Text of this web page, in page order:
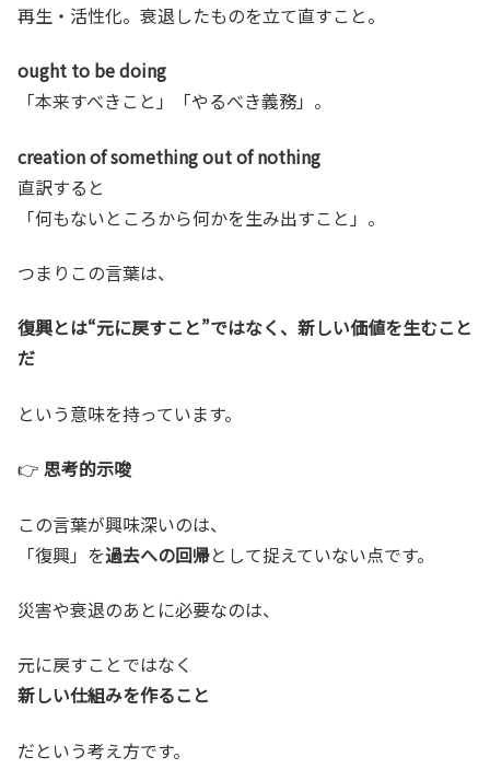
再生・活性化。衰退したものを立て直すこと。
ought to be doing
「本来すべきこと」「やるべき義務」。
creation of something out of nothing
直訳すると
「何もないところから何かを生み出すこと」。
つまりこの言葉は、
復興とは“元に戻すこと”ではなく、新しい価値を生むこと
だ
という意味を持っています。
👉 思考的示唆
この言葉が興味深いのは、
「復興」を過去への回帰として捉えていない点です。
災害や衰退のあとに必要なのは、
元に戻すことではなく
新しい仕組みを作ること
だという考え方です。